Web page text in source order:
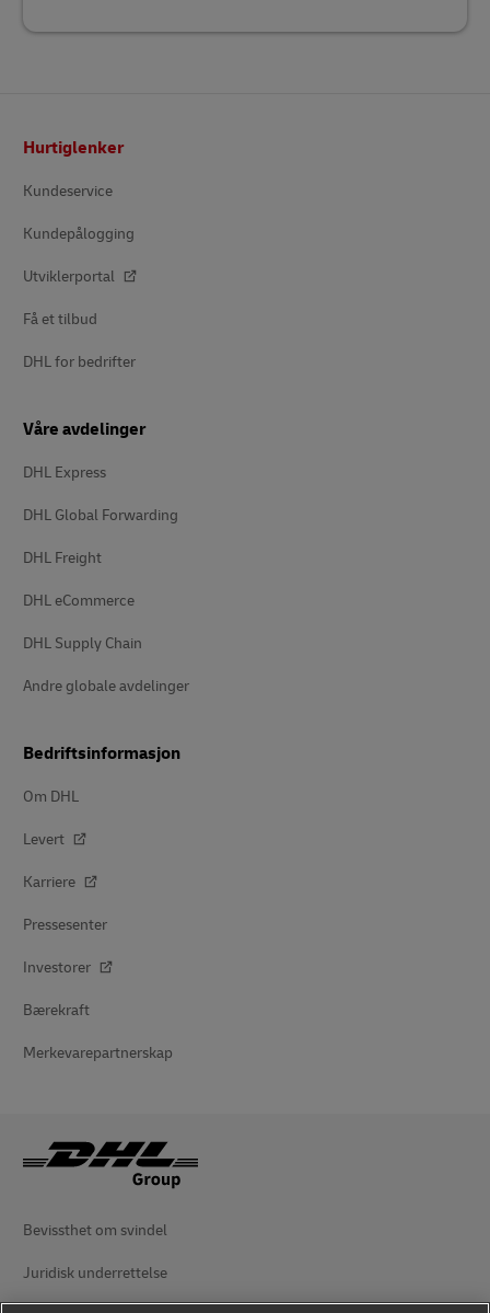
Hurtiglenker
Kundeservice
Kundepålogging
Utviklerportal
Få et tilbud
DHL for bedrifter
Våre avdelinger
DHL Express
DHL Global Forwarding
DHL Freight
DHL eCommerce
DHL Supply Chain
Andre globale avdelinger
Bedriftsinformasjon
Om DHL
Levert
Karriere
Pressesenter
Investorer
Bærekraft
Merkevarepartnerskap
Bevissthet om svindel
Juridisk underrettelse